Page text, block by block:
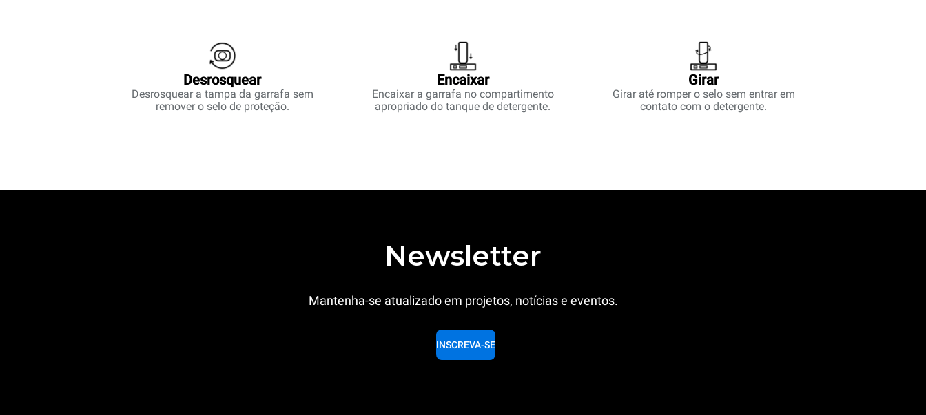
Desrosquear
Desrosquear a tampa da garrafa sem
remover o selo de proteção.
Encaixar
Encaixar a garrafa no compartimento
apropriado do tanque de detergente.
Girar
Girar até romper o selo sem entrar em
contato com o detergente.
Newsletter
Mantenha-se atualizado em projetos, notícias e eventos.
INSCREVA-SE